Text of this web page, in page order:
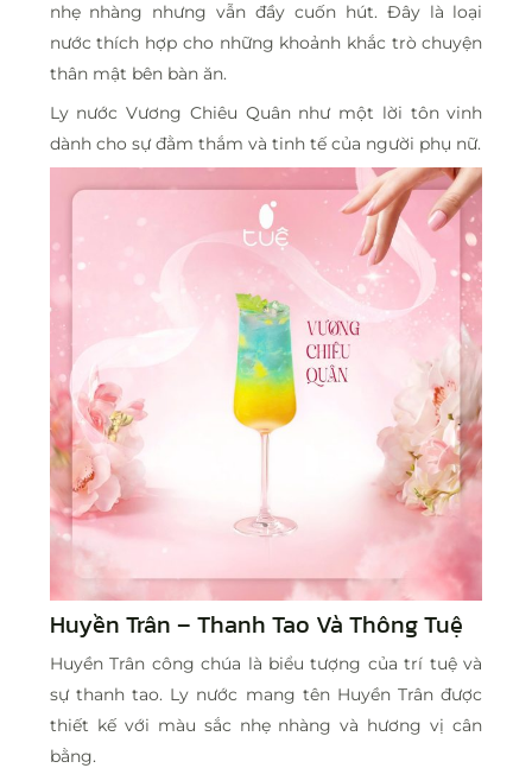
nhẹ nhàng nhưng vẫn đầy cuốn hút. Đây là loại
nước thích hợp cho những khoảnh khắc trò chuyện
thân mật bên bàn ăn.
Ly nước Vương Chiêu Quân như một lời tôn vinh
dành cho sự đằm thắm và tinh tế của người phụ nữ.
Huyền Trân – Thanh Tao Và Thông Tuệ
Huyền Trân công chúa là biểu tượng của trí tuệ và
sự thanh tao. Ly nước mang tên Huyền Trân được
thiết kế với màu sắc nhẹ nhàng và hương vị cân
bằng.